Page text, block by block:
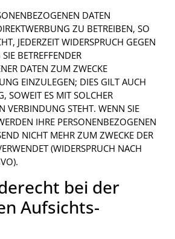
DATEN
ZU BETREIBEN, SO
JEDERZEIT WIDERSPRUCH GEGEN
BETREFFENDER
DATEN ZUM ZWECKE
EINZULEGEN; DIES GILT AUCH
SOWEIT ES MIT SOLCHER
VERBINDUNG STEHT. WENN SIE
IHRE PERSONENBEZOGENEN
NICHT MEHR ZUM ZWECKE DER
(WIDERSPRUCH NACH
bei der
Aufsichts­